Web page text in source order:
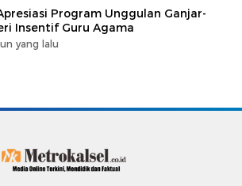
Program Unggulan Ganjar-
Insentif Guru Agama
yang lalu